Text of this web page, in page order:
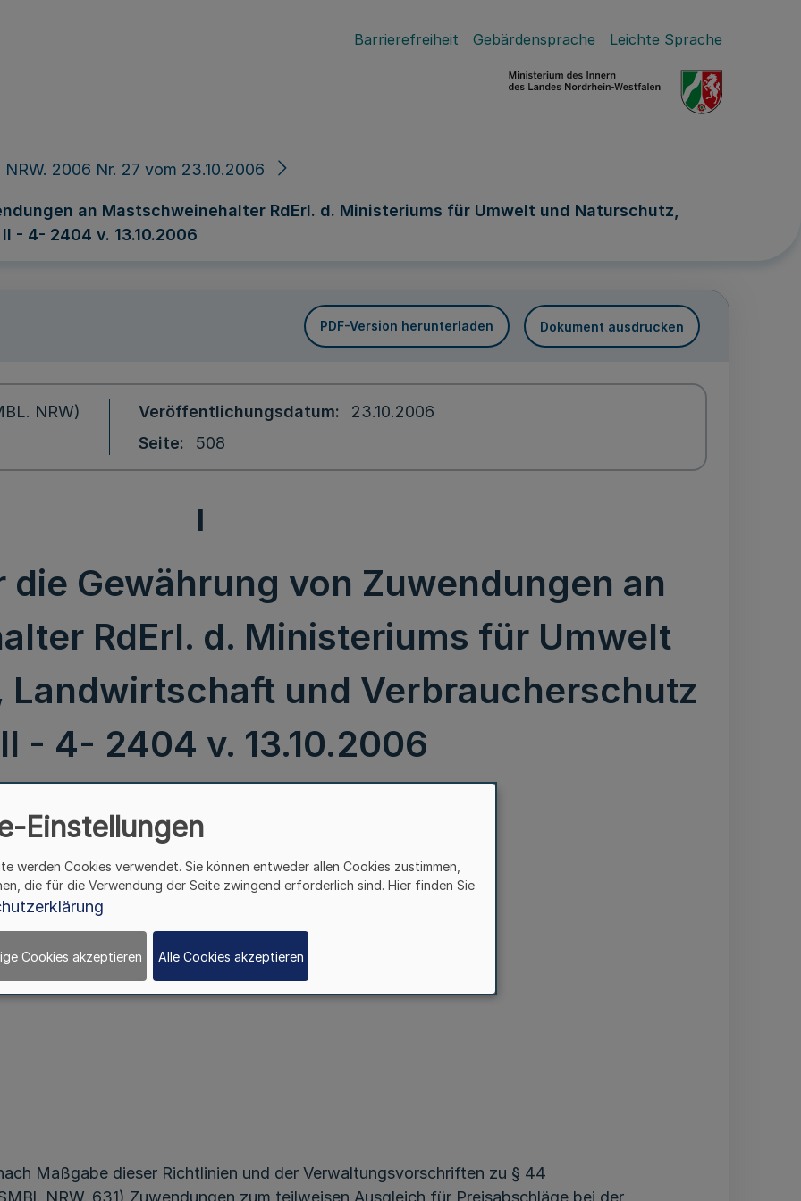
Barrierefreiheit Gebärdensprache Leichte Sprache
NRW. 2006 Nr. 27 vom 23.10.2006
an Mastschweinehalter RdErl. d. Ministeriums für Umwelt und Naturschutz,
- 4- 2404 v. 13.10.2006
PDF-Version herunterladen Dokument ausdrucken
NRW) Veröffentlichungsdatum
23.10.2006
Seite
508
I
Gewährung von Zuwendungen an
RdErl. d. Ministeriums für Umwelt
und Verbraucherschutz
- 4- 2404 v. 13.10.2006
an Mastschweinehalter
Maßgabe dieser Richtlinien und der Verwaltungsvorschriften zu § 44
NRW. 631) Zuwendungen zum teilweisen Ausgleich für Preisabschläge bei der
Einstellungen
werden Cookies verwendet. Sie können entweder allen Cookies zustimmen,
die für die Verwendung der Seite zwingend erforderlich sind. Hier finden Sie
Cookies akzeptieren Alle Cookies akzeptieren